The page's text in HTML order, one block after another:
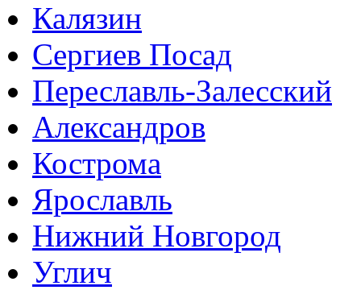
Калязин
Сергиев Посад
Переславль-Залесский
Александров
Кострома
Ярославль
Нижний Новгород
Углич